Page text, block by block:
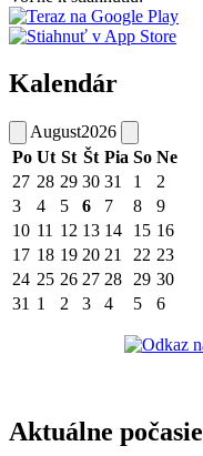
Kalendár
August2026
Po Ut St Št Pia So Ne
27 28 29 30 31 1
2
3
4 5 6 7 8
9
10 11 12 13 14 15 16
17 18 19 20 21 22 23
24 25 26 27 28 29 30
31 1 2 3 4 5 6
Aktuálne počasie